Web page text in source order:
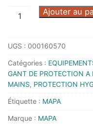
quantité
SYNTHETIQUE
LATEX
KRYTECH
840
T07
MAPA
Ajouter au
UGS : 000160570
Catégories :
GANT DE PROTECTION A
MAINS, PROTECTION
Étiquette : MAPA
Marque : MAPA